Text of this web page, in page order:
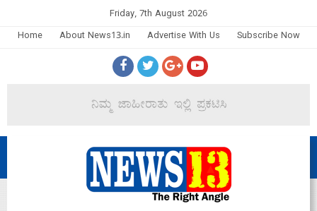
Friday, 7th August 2026
Home
About News13.in Advertise With Us Subscribe Now